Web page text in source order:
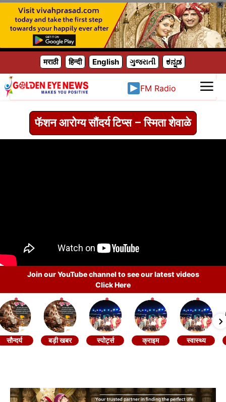
X
मराठी हिन्दी English ગુજરાતી ಕನ್ನಡ
FM Radio
फॅशन आरोग्य सौंदर्य टिप्स – स्मिता शेवाळे
Join our YouTube channel to see our latest videos
Click Here
सौन्दर्य बड़ी खबर स्पोर्ट्स क्राइम स्वास्थ्य